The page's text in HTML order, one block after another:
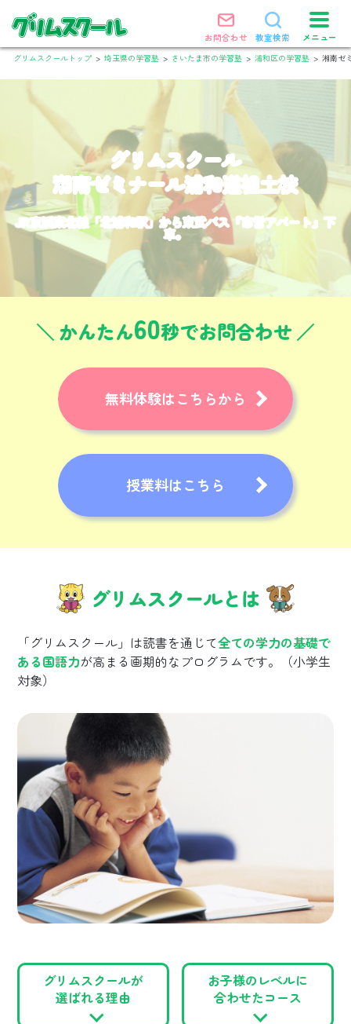
お問合わせ 教室検索 メニュー
グリムスクールトップ > 埼玉県の学習塾 > さいたま市の学習塾 > 浦和区の学習塾 > 湘南ゼ
グリムスクール
湘南ゼミナール浦和道祖土校
JR京浜東北線「北浦和駅」から東武バス『市営アパート』下
車。
かんたん60秒でお問合わせ
無料体験はこちらから
授業料はこちら
グリムスクールとは
「グリムスクール」は読書を通じて全ての学力の基礎で
ある国語力が高まる画期的なプログラムです。（小学生
対象）
グリムスクールが
選ばれる理由
お子様のレベルに
合わせたコース